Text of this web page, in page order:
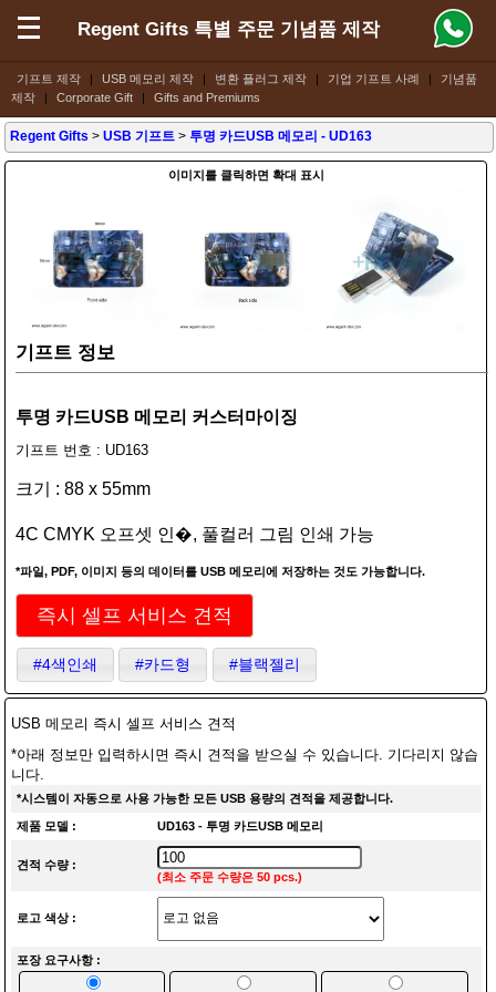
기프트 제작 | USB 메모리 제작 | 변환 플러그 제작 | 기업 기프트 사례 |
기념품
제작
| Corporate Gift | Gifts and Premiums
Regent Gifts 특별 주문 기념품 제작
Regent Gifts >USB 기프트 > 투명 카드USB 메모리 - UD163
이미지를 클릭하면 확대 표시
기프트 정보
투명 카드USB 메모리 커스터마이징
기프트 번호 : UD163
크기 : 88 x 55mm
4C CMYK 오프셋 인�, 풀컬러 그림 인쇄 가능
*파일, PDF, 이미지 등의 데이터를 USB 메모리에 저장하는 것도 가능합니다.
즉시 셀프 서비스 견적
#4색인쇄 #카드형 #블랙젤리
USB 메모리 즉시 셀프 서비스 견적
*아래 정보만 입력하시면 즉시 견적을 받으실 수 있습니다. 기다리지 않습
니다.
*시스템이 자동으로 사용 가능한 모든 USB 용량의 견적을 제공합니다.
제품 모델 : UD163 - 투명 카드USB 메모리
견적 수량 :
(최소 주문 수량은 50 pcs.)
로고 색상 :
포장 요구사항 :